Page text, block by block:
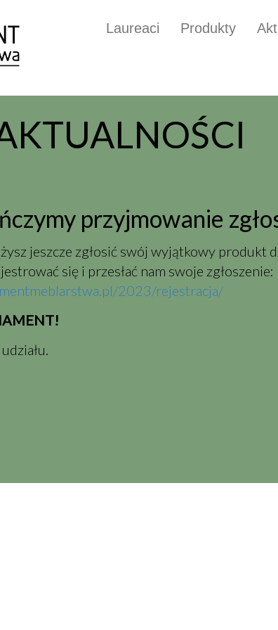
Laureaci Produkty
przyjmowanie
jeszcze zgłosić swój wyjątkowy produkt
się i przesłać nam swoje zgłoszenie:
2023/rejestracja/